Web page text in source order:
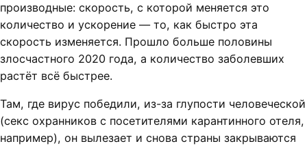
производные: скорость, с которой меняется это
количество и ускорение — то, как быстро эта
скорость изменяется. Прошло больше половины
злосчастного 2020 года, а количество заболевших
растёт всё быстрее.
Там, где вирус победили, из-за глупости человеческой
(секс охранников с посетителями карантинного отеля,
например), он вылезает и снова страны закрываются